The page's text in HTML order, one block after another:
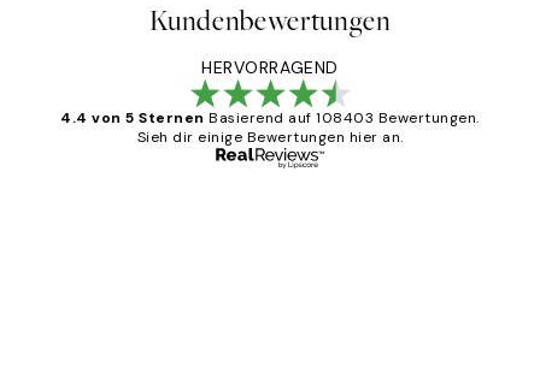
Kundenbewertungen
HERVORRAGEND
4.4 von 5 Sternen Basierend auf 108403 Bewertungen.
Sieh dir einige Bewertungen hier an.